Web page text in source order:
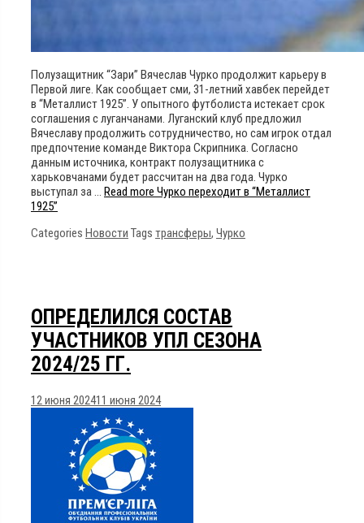
Полузащитник “Зари” Вячеслав Чурко продолжит карьеру в
Первой лиге. Как сообщает сми, 31-летний хавбек перейдет
в “Металлист 1925”. У опытного футболиста истекает срок
соглашения с луганчанами. Луганский клуб предложил
Вячеславу продолжить сотрудничество, но сам игрок отдал
предпочтение команде Виктора Скрипника. Согласно
данным источника, контракт полузащитника с
харьковчанами будет рассчитан на два года. Чурко
выступал за … Read more Чурко переходит в “Металлист
1925”
Categories Новости Tags трансферы, Чурко
ОПРЕДЕЛИЛСЯ СОСТАВ
УЧАСТНИКОВ УПЛ СЕЗОНА
2024/25 ГГ.
12 июня 202411 июня 2024